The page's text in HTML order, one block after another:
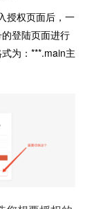
授权页面后，一
登陆页面进行
为：***.main主